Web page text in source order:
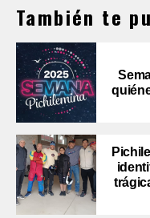
También te